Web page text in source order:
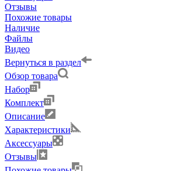
Отзывы
Похожие товары
Наличие
Файлы
Видео
Вернуться в раздел
Обзор товара
Набор
Комплект
Описание
Характеристики
Аксессуары
Отзывы